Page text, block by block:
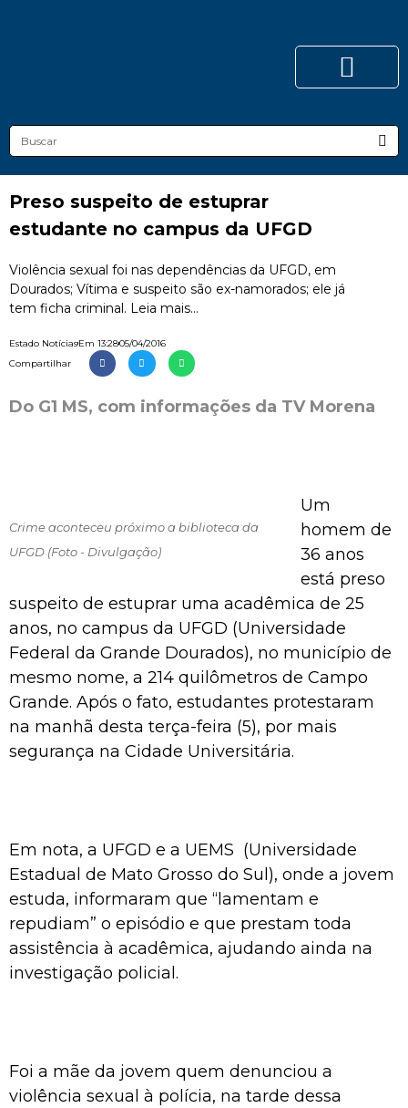
Preso suspeito de estuprar
estudante no campus da UFGD
Violência sexual foi nas dependências da UFGD, em
Dourados; Vítima e suspeito são ex-namorados; ele já
tem ficha criminal. Leia mais...
Estado NotíciasEm 13:2805/04/2016
Compartilhar
Do G1 MS, com informações da TV Morena
Crime aconteceu próximo a biblioteca da
UFGD (Foto - Divulgação)
Um
homem de
36 anos
está preso
suspeito de estuprar uma acadêmica de 25
anos, no campus da UFGD (Universidade
Federal da Grande Dourados), no município de
mesmo nome, a 214 quilômetros de Campo
Grande. Após o fato, estudantes protestaram
na manhã desta terça-feira (5), por mais
segurança na Cidade Universitária.
Em nota, a UFGD e a UEMS (Universidade
Estadual de Mato Grosso do Sul), onde a jovem
estuda, informaram que “lamentam e
repudiam” o episódio e que prestam toda
assistência à acadêmica, ajudando ainda na
investigação policial.
Foi a mãe da jovem quem denunciou a
violência sexual à polícia, na tarde dessa